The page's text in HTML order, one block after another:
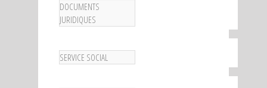
DOCUMENTS
JURIDIQUES
SERVICE SOCIAL